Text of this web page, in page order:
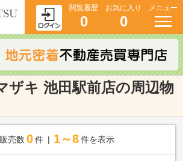
閲覧履歴
0
お気に入り
0
メニュー
ザキ 池田駅前店の周辺物
販売数 0 件 1～8 件を表示